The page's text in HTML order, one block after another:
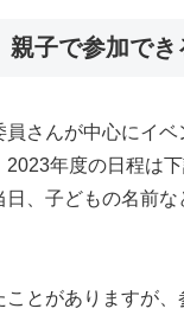
親子で参加でき
さんが中心にイベ
2023年度の日程は
日、子どもの名前
とがありますが、